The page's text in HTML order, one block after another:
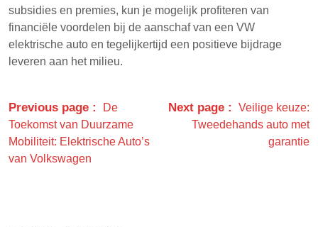
subsidies en premies, kun je mogelijk profiteren van
financiële voordelen bij de aanschaf van een VW
elektrische auto en tegelijkertijd een positieve bijdrage
leveren aan het milieu.
Previous page
De
Toekomst van Duurzame
Mobiliteit: Elektrische Auto’s
van Volkswagen
Next page
Veilige keuze:
Tweedehands auto met
garantie